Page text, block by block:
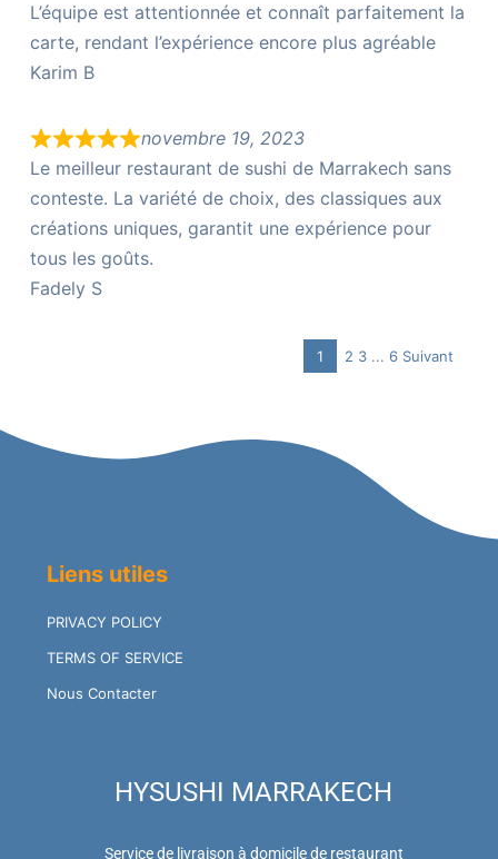
L’équipe est attentionnée et connaît parfaitement la
carte, rendant l’expérience encore plus agréable
Karim B
novembre 19, 2023
Le meilleur restaurant de sushi de Marrakech sans
conteste. La variété de choix, des classiques aux
créations uniques, garantit une expérience pour
tous les goûts.
Fadely S
Navigation
Page
1 Page
2 Page
3 ... Page
6 Suivant
Liens utiles
PRIVACY POLICY
TERMS OF SERVICE
Nous Contacter
HYSUSHI MARRAKECH
Service de livraison à domicile de restaurant